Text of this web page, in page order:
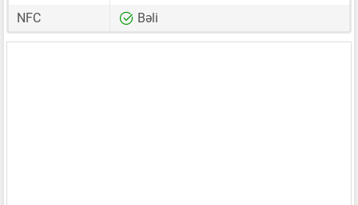
NFC Bəli